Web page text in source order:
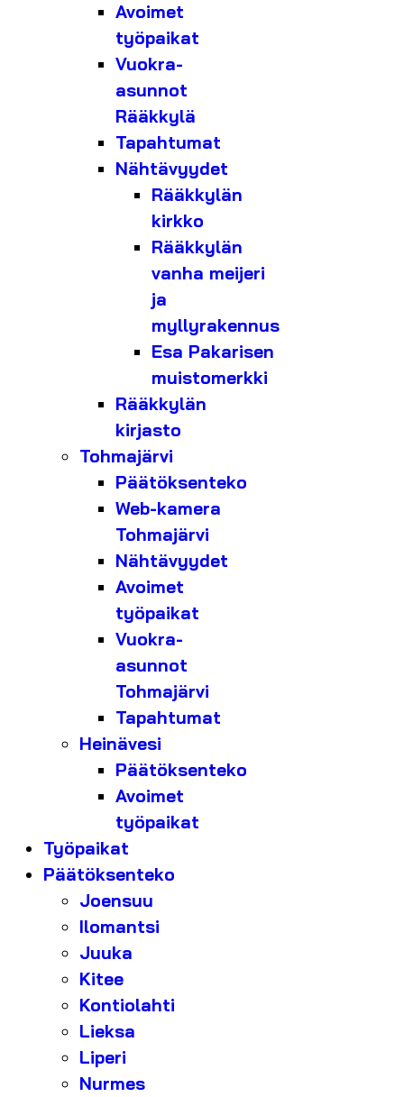
Avoimet
työpaikat
Vuokra-
asunnot
Rääkkylä
Tapahtumat
Nähtävyydet
Rääkkylän
kirkko
Rääkkylän
vanha meijeri
ja
myllyrakennus
Esa Pakarisen
muistomerkki
Rääkkylän
kirjasto
Tohmajärvi
Päätöksenteko
Web-kamera
Tohmajärvi
Nähtävyydet
Avoimet
työpaikat
Vuokra-
asunnot
Tohmajärvi
Tapahtumat
Heinävesi
Päätöksenteko
Avoimet
työpaikat
Työpaikat
Päätöksenteko
Joensuu
Ilomantsi
Juuka
Kitee
Kontiolahti
Lieksa
Liperi
Nurmes